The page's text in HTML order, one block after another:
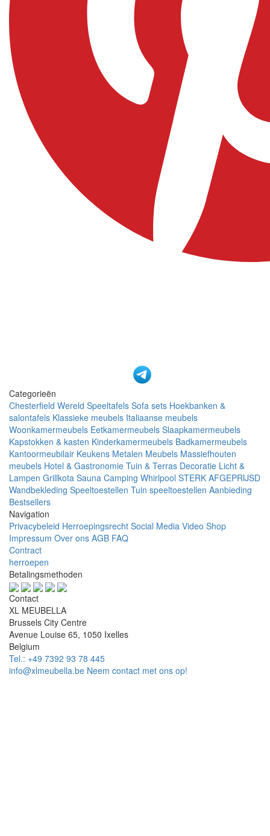
Categorieën
Chesterfield Wereld Speeltafels Sofa sets Hoekbanken &
salontafels Klassieke meubels Italiaanse meubels
Woonkamermeubels Eetkamermeubels Slaapkamermeubels
Kapstokken & kasten Kinderkamermeubels Badkamermeubels
Kantoormeubilair Keukens Metalen Meubels Massiefhouten
meubels Hotel & Gastronomie Tuin & Terras Decoratie Licht &
Lampen Grillkota Sauna Camping Whirlpool STERK AFGEPRIJSD
Wandbekleding Speeltoestellen Tuin speeltoestellen Aanbieding
Bestsellers
Navigation
Privacybeleid Herroepingsrecht Social Media Video Shop
Impressum Over ons AGB FAQ
Contract
herroepen
Betalingsmethoden
Contact
XL MEUBELLA
Brussels City Centre
Avenue Louise 65, 1050 Ixelles
Belgium
Tel.: +49 7392 93 78 445
info@xlmeubella.be Neem contact met ons op!